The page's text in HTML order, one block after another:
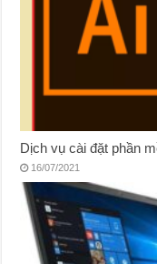
Dịch vụ cài đặt phần
16/07/2021